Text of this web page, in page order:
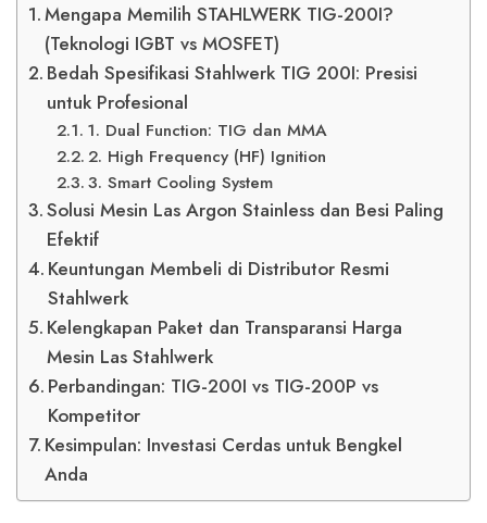
Mengapa Memilih STAHLWERK TIG-200I?
(Teknologi IGBT vs MOSFET)
Bedah Spesifikasi Stahlwerk TIG 200I: Presisi
untuk Profesional
1. Dual Function: TIG dan MMA
2. High Frequency (HF) Ignition
3. Smart Cooling System
Solusi Mesin Las Argon Stainless dan Besi Paling
Efektif
Keuntungan Membeli di Distributor Resmi
Stahlwerk
Kelengkapan Paket dan Transparansi Harga
Mesin Las Stahlwerk
Perbandingan: TIG-200I vs TIG-200P vs
Kompetitor
Kesimpulan: Investasi Cerdas untuk Bengkel
Anda